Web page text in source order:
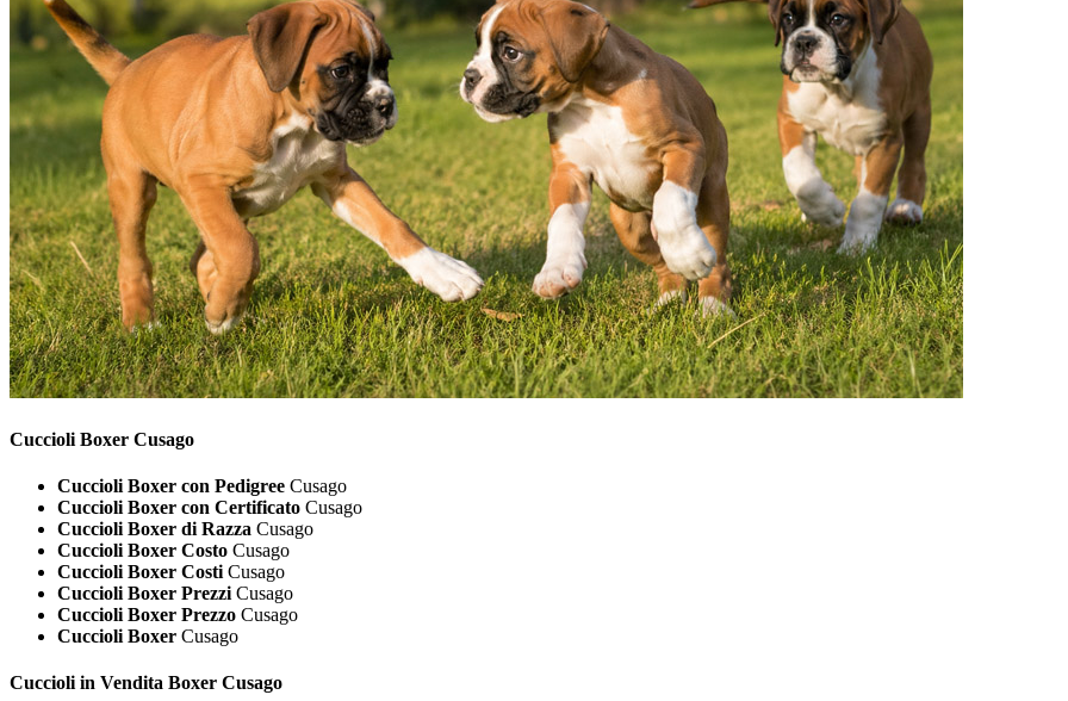
Cuccioli Boxer Cusago
Cuccioli Boxer con Pedigree Cusago
Cuccioli Boxer con Certificato Cusago
Cuccioli Boxer di Razza Cusago
Cuccioli Boxer Costo Cusago
Cuccioli Boxer Costi Cusago
Cuccioli Boxer Prezzi Cusago
Cuccioli Boxer Prezzo Cusago
Cuccioli Boxer Cusago
Cuccioli in Vendita Boxer Cusago